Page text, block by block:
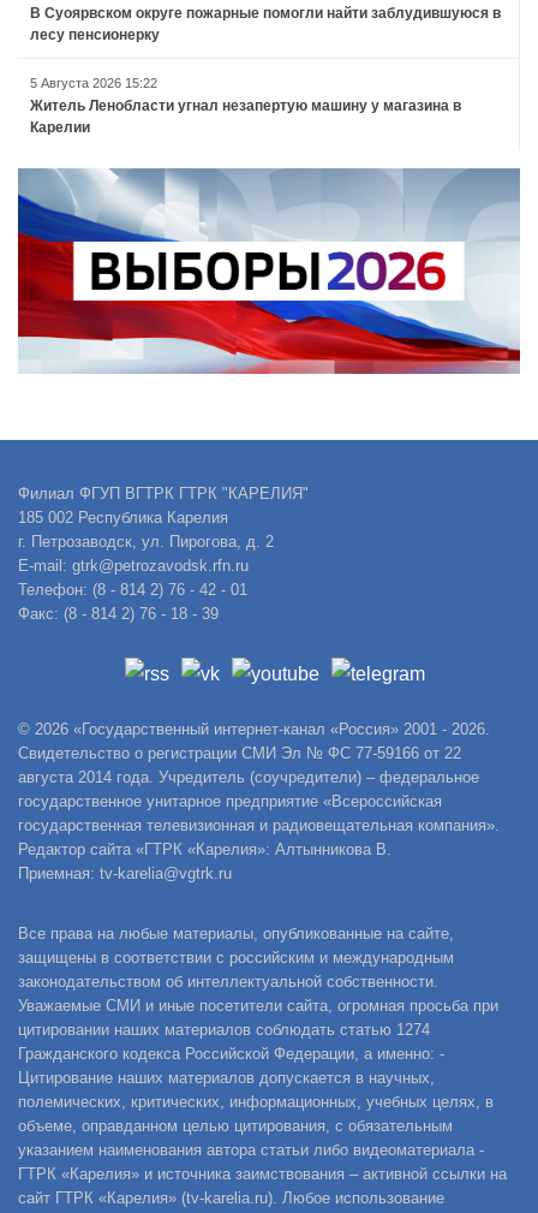
В Суоярвском округе пожарные помогли найти заблудившуюся в
лесу пенсионерку
5 Августа 2026 15:22
Житель Ленобласти угнал незапертую машину у магазина в
Карелии
Филиал ФГУП ВГТРК ГТРК "КАРЕЛИЯ"
185 002 Республика Карелия
г. Петрозаводск, ул. Пирогова, д. 2
E-mail: gtrk@petrozavodsk.rfn.ru
Телефон: (8 - 814 2) 76 - 42 - 01
Факс: (8 - 814 2) 76 - 18 - 39
© 2026 «Государственный интернет-канал «Россия» 2001 - 2026.
Свидетельство о регистрации СМИ Эл № ФС 77-59166 от 22
августа 2014 года. Учредитель (соучредители) – федеральное
государственное унитарное предприятие «Всероссийская
государственная телевизионная и радиовещательная компания».
Редактор сайта «ГТРК «Карелия»: Алтынникова В.
Приемная: tv-karelia@vgtrk.ru
Все права на любые материалы, опубликованные на сайте,
защищены в соответствии с российским и международным
законодательством об интеллектуальной собственности.
Уважаемые СМИ и иные посетители сайта, огромная просьба при
цитировании наших материалов соблюдать статью 1274
Гражданского кодекса Российской Федерации, а именно: -
Цитирование наших материалов допускается в научных,
полемических, критических, информационных, учебных целях, в
объеме, оправданном целью цитирования, с обязательным
указанием наименования автора статьи либо видеоматериала -
ГТРК «Карелия» и источника заимствования – активной ссылки на
сайт ГТРК «Карелия» (tv-karelia.ru). Любое использование